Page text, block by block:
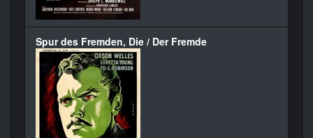
Spur des Fremden, Die / Der Fremde